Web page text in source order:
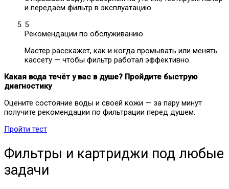
и передаём фильтр в эксплуатацию.
5
Рекомендации по обслуживанию
Мастер расскажет, как и когда промывать или менять
кассету — чтобы фильтр работал эффективно.
Какая вода течёт у вас в душе? Пройдите быструю
диагностику
Оцените состояние воды и своей кожи — за пару минут
получите рекомендации по фильтрации перед душем.
Пройти тест
Фильтры и картриджи под любые
задачи